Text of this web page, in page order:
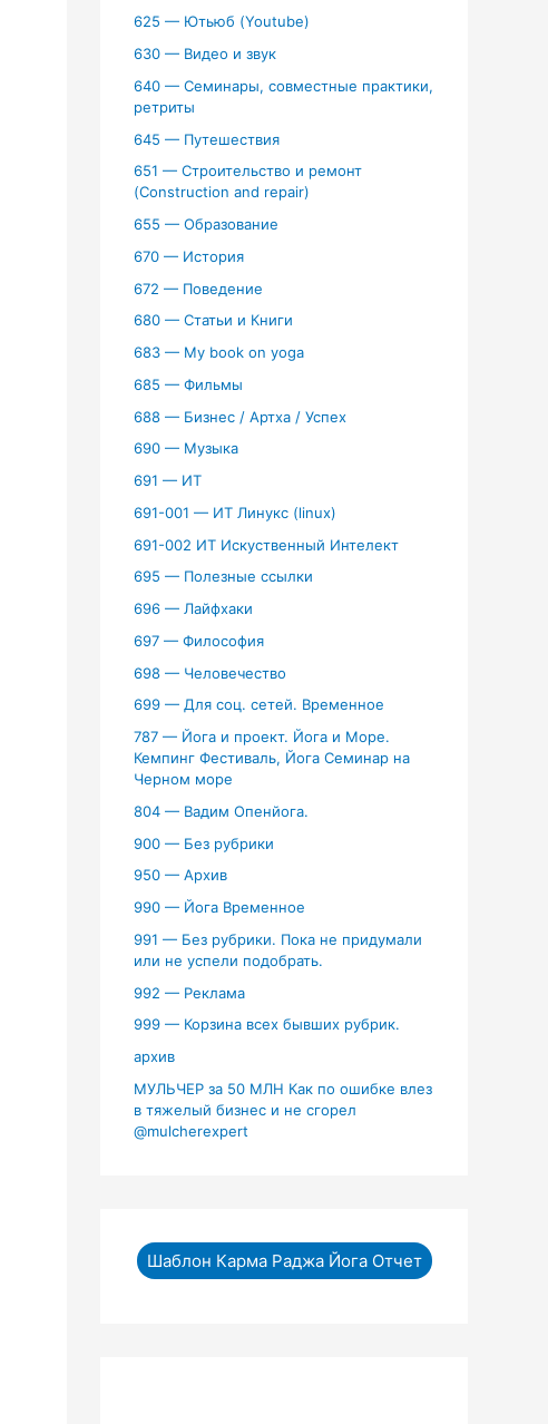
625 — Ютьюб (Youtube)
630 — Видео и звук
640 — Семинары, совместные практики,
ретриты
645 — Путешествия
651 — Строительство и ремонт
(Construction and repair)
655 — Образование
670 — История
672 — Поведение
680 — Статьи и Книги
683 — My book on yoga
685 — Фильмы
688 — Бизнес / Артха / Успех
690 — Музыка
691 — ИТ
691-001 — ИТ Линукс (linux)
691-002 ИТ Искуственный Интелект
695 — Полезные ссылки
696 — Лайфхаки
697 — Философия
698 — Человечество
699 — Для соц. сетей. Временное
787 — Йога и проект. Йога и Море.
Кемпинг Фестиваль, Йога Семинар на
Черном море
804 — Вадим Опенйога.
900 — Без рубрики
950 — Архив
990 — Йога Временное
991 — Без рубрики. Пока не придумали
или не успели подобрать.
992 — Реклама
999 — Корзина всех бывших рубрик.
архив
МУЛЬЧЕР за 50 МЛН Как по ошибке влез
в тяжелый бизнес и не сгорел
‪@mulcherexpert‬​
Шаблон Карма Раджа Йога Отчет